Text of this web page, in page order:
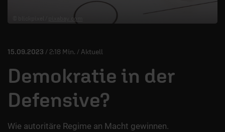
MITMACHEN
ÜBER UNS
pixabay.com
15.09.2023 / 2:18 Min. / Aktuell
Demokratie in der
Defensive?
Wie autoritäre Regime an Macht gewinnen.